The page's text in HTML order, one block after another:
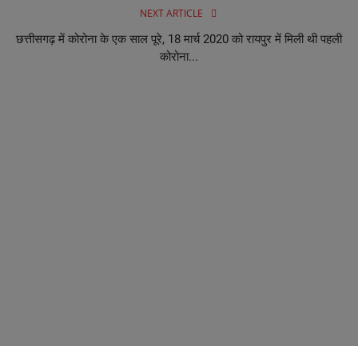
NEXT ARTICLE
छत्तीसगढ़ में कोरोना के एक साल पूरे, 18 मार्च 2020 को रायपुर में मिली थी पहली
कोरोना...